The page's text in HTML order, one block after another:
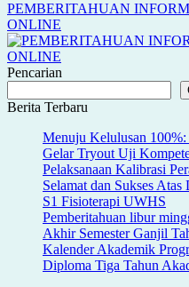
PEMBERITAHUAN
ONLINE
Pencarian
Berita Terbaru
Menuju Kelulusan
Gelar Tryout Uji
Pelaksanaan Kalibrasi
Selamat dan Sukses
S1 Fisioterapi UWHS
Pemberitahuan libur
Akhir Semester Ganjil
Kalender Akademik
Diploma Tiga Tahun